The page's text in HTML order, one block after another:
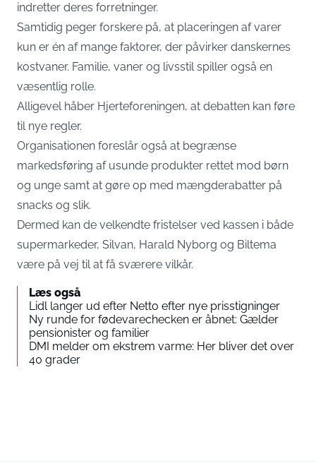
indretter deres forretninger.
Samtidig peger forskere på, at placeringen af varer
kun er én af mange faktorer, der påvirker danskernes
kostvaner. Familie, vaner og livsstil spiller også en
væsentlig rolle.
Alligevel håber Hjerteforeningen, at debatten kan føre
til nye regler.
Organisationen foreslår også at begrænse
markedsføring af usunde produkter rettet mod børn
og unge samt at gøre op med mængderabatter på
snacks og slik.
Dermed kan de velkendte fristelser ved kassen i både
supermarkeder, Silvan, Harald Nyborg og Biltema
være på vej til at få sværere vilkår.
Læs også
Lidl langer ud efter Netto efter nye prisstigninger
Ny runde for fødevarechecken er åbnet: Gælder
pensionister og familier
DMI melder om ekstrem varme: Her bliver det over
40 grader